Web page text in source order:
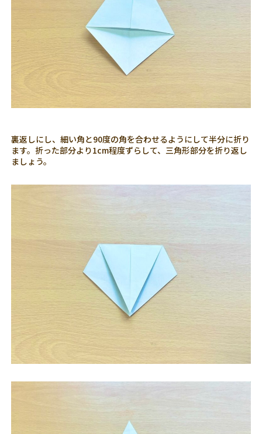
裏返しにし、細い角と90度の角を合わせるようにして半分に折り
ます。折った部分より1cm程度ずらして、三角形部分を折り返し
ましょう。